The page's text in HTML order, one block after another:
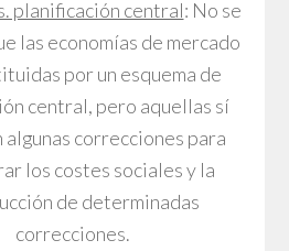
planificación central: No se
las economías de mercado
por un esquema de
central, pero aquellas sí
algunas correcciones para
los costes sociales y la
de determinadas
correcciones.